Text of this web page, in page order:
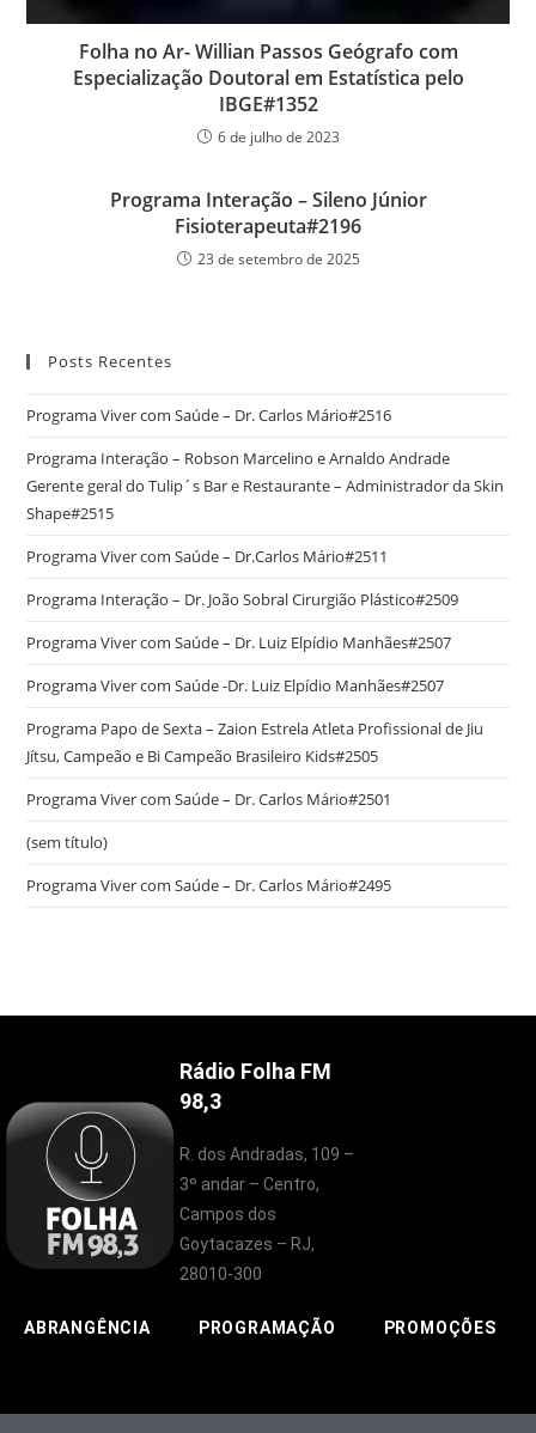
Folha no Ar- Willian Passos Geógrafo com
Especialização Doutoral em Estatística pelo
IBGE#1352
6 de julho de 2023
Programa Interação – Sileno Júnior
Fisioterapeuta#2196
23 de setembro de 2025
Posts Recentes
Programa Viver com Saúde – Dr. Carlos Mário#2516
Programa Interação – Robson Marcelino e Arnaldo Andrade
Gerente geral do Tulip´s Bar e Restaurante – Administrador da Skin
Shape#2515
Programa Viver com Saúde – Dr.Carlos Mário#2511
Programa Interação – Dr. João Sobral Cirurgião Plástico#2509
Programa Viver com Saúde – Dr. Luiz Elpídio Manhães#2507
Programa Viver com Saúde -Dr. Luiz Elpídio Manhães#2507
Programa Papo de Sexta – Zaion Estrela Atleta Profissional de Jiu
Jítsu, Campeão e Bi Campeão Brasileiro Kids#2505
Programa Viver com Saúde – Dr. Carlos Mário#2501
(sem título)
Programa Viver com Saúde – Dr. Carlos Mário#2495
Rádio Folha FM
98,3
R. dos Andradas, 109 –
3º andar – Centro,
Campos dos
Goytacazes – RJ,
28010-300
ABRANGÊNCIA PROGRAMAÇÃO PROMOÇÕES